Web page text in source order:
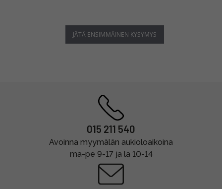
JÄTÄ ENSIMMÄINEN KYSYMYS
015 211 540
Avoinna myymälän aukioloaikoina
ma-pe 9-17 ja la 10-14